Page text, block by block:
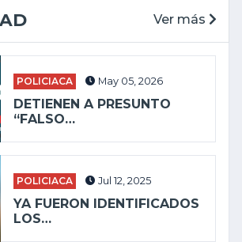
Ver más
POLICIACA May 05, 2026
DETIENEN A PRESUNTO
“FALSO…
POLICIACA Jul 12, 2025
YA FUERON IDENTIFICADOS
LOS…